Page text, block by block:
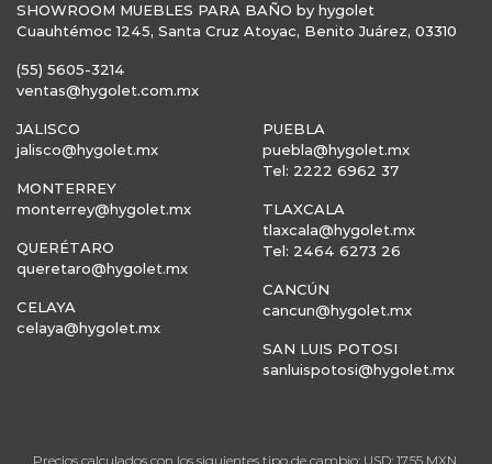
SHOWROOM MUEBLES PARA BAÑO by hygolet
Cuauhtémoc 1245, Santa Cruz Atoyac, Benito Juárez, 03310
(55) 5605-3214
ventas@hygolet.com.mx
JALISCO
jalisco@hygolet.mx
MONTERREY
monterrey@hygolet.mx
QUERÉTARO
queretaro@hygolet.mx
CELAYA
celaya@hygolet.mx
PUEBLA
puebla@hygolet.mx
Tel: 2222 6962 37
TLAXCALA
tlaxcala@hygolet.mx
Tel: 2464 6273 26
CANCÚN
cancun@hygolet.mx
SAN LUIS POTOSI
sanluispotosi@hygolet.mx
Precios calculados con los siguientes tipo de cambio: USD: 17.55 MXN,